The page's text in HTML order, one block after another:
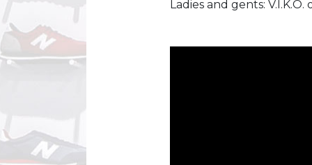
Ladies and gents: V.I.K.O.